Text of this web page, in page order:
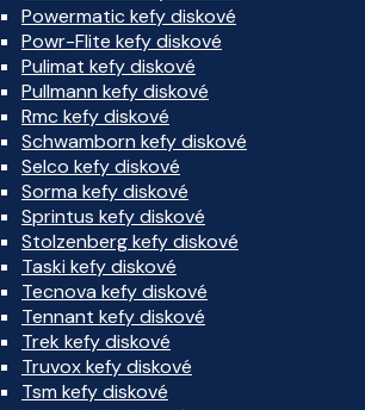
Powermatic kefy diskové
Powr-Flite kefy diskové
Pulimat kefy diskové
Pullmann kefy diskové
Rmc kefy diskové
Schwamborn kefy diskové
Selco kefy diskové
Sorma kefy diskové
Sprintus kefy diskové
Stolzenberg kefy diskové
Taski kefy diskové
Tecnova kefy diskové
Tennant kefy diskové
Trek kefy diskové
Truvox kefy diskové
Tsm kefy diskové